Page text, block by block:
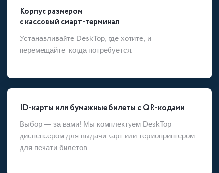
Корпус размером
с кассовый смарт-терминал
Устанавливайте DeskTop, где хотите, и
перемещайте, когда потребуется.
ID-карты или бумажные билеты с QR-кодами
Выбор — за вами! Мы комплектуем DeskTop
диспенсером для выдачи карт или термопринтером
для печати билетов.